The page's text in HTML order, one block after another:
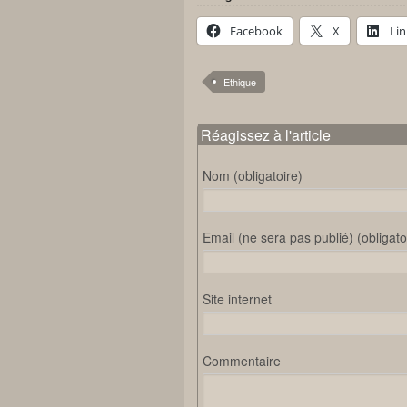
Facebook X
Ethique
Réagissez à l'article
Nom (obligatoire)
Email (ne sera pas publié)
Site internet
Commentaire